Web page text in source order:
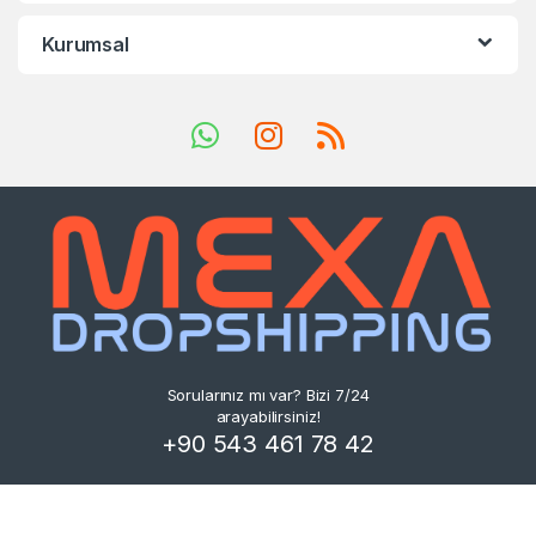
Kurumsal
Sorularınız mı var? Bizi 7/24
arayabilirsiniz!
+90 543 461 78 42